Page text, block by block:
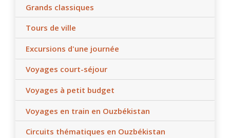
certaines sections de route, restrictions
gouvernementales).
Grands classiques
Tours de ville
Excursions d'une journée
Voyages court-séjour
Voyages à petit budget
Voyages en train en Ouzbékistan
Circuits thématiques en Ouzbékistan